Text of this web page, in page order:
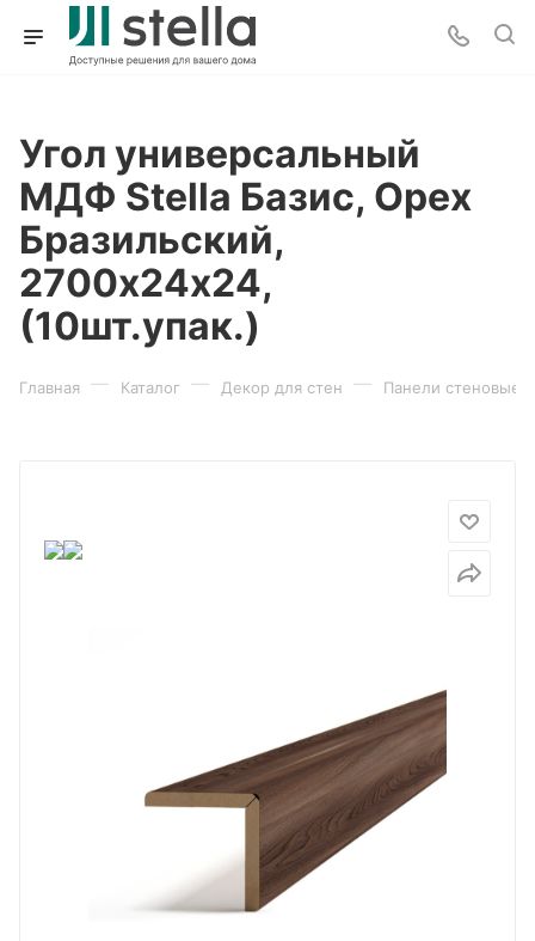
Угол универсальный
МДФ Stella Базис, Орех
Бразильский,
2700х24х24,
(10шт.упак.)
Главная — Каталог — Декор для стен — Панели стеновые